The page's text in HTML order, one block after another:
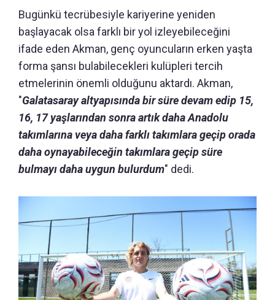
Bugünkü tecrübesiyle kariyerine yeniden
başlayacak olsa farklı bir yol izleyebileceğini
ifade eden Akman, genç oyuncuların erken yaşta
forma şansı bulabilecekleri kulüpleri tercih
etmelerinin önemli olduğunu aktardı. Akman,
"Galatasaray altyapısında bir süre devam edip 15,
16, 17 yaşlarından sonra artık daha Anadolu
takımlarına veya daha farklı takımlara geçip orada
daha oynayabileceğin takımlara geçip süre
bulmayı daha uygun bulurdum" dedi.